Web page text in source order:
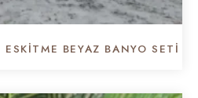
ESKITME BEYAZ BANYO SETI